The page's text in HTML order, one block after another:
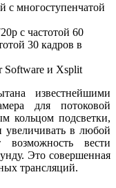
с многоступенчатой
с частотой 60
30 кадров в
Software и Xsplit
известнейшими
для потоковой
кольцом подсветки,
увеличивать в любой
вести
Это совершенная
трансляций.